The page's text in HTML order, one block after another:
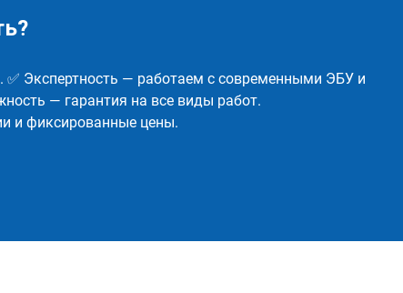
✅ Экспертность — работаем с современными ЭБУ и
— гарантия на все виды работ.
и фиксированные цены.